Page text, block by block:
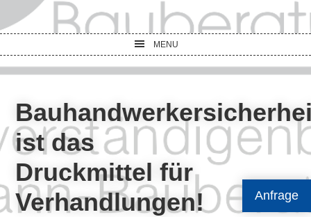
Anfrage
MENU
ist das
Druckmittel für
Verhandlungen!